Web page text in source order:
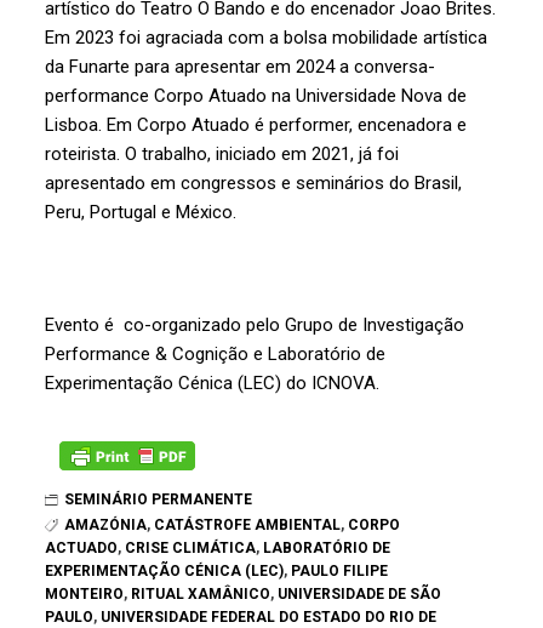
artístico do Teatro O Bando e do encenador Joao Brites.
Em 2023 foi agraciada com a bolsa mobilidade artística
da Funarte para apresentar em 2024 a conversa-
performance Corpo Atuado na Universidade Nova de
Lisboa. Em Corpo Atuado é performer, encenadora e
roteirista. O trabalho, iniciado em 2021, já foi
apresentado em congressos e seminários do Brasil,
Peru, Portugal e México.
Evento é co-organizado pelo Grupo de Investigação
Performance & Cognição e Laboratório de
Experimentação Cénica (LEC) do ICNOVA.
SEMINÁRIO PERMANENTE
AMAZÓNIA, CATÁSTROFE AMBIENTAL, CORPO
ACTUADO, CRISE CLIMÁTICA, LABORATÓRIO DE
EXPERIMENTAÇÃO CÉNICA (LEC), PAULO FILIPE
MONTEIRO, RITUAL XAMÂNICO, UNIVERSIDADE DE SÃO
PAULO, UNIVERSIDADE FEDERAL DO ESTADO DO RIO DE